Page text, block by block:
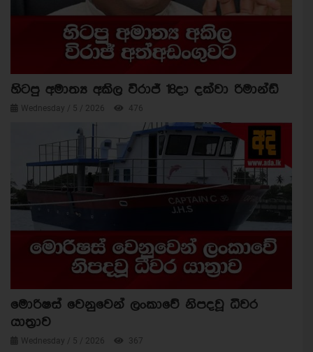
හිටපු අමාත්‍ය අකිල විරාජ් 18දා දක්වා රිමාන්ඩ්
Wednesday / 5 / 2026 476
මොරිෂස් වෙනුවෙන් ලංකාවේ නිපදවූ ධීවර
යාත්‍රාව
Wednesday / 5 / 2026 367